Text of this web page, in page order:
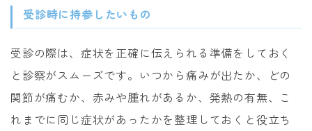
受診時に持参したいもの
受診の際は、症状を正確に伝えられる準備をしておく
と診察がスムーズです。いつから痛みが出たか、どの
関節が痛むか、赤みや腫れがあるか、発熱の有無、こ
れまでに同じ症状があったかを整理しておくと役立ち